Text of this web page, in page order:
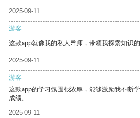
2025-09-11
游客
这款app就像我的私人导师，带领我探索知识的
2025-09-11
游客
这款app的学习氛围很浓厚，能够激励我不断
成绩。
2025-09-11